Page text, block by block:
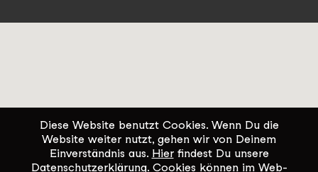
Diese Website benutzt Cookies. Wenn Du die
Website weiter nutzt, gehen wir von Deinem
Einverständnis aus. Hierfindest Du unsere
Datenschutzerklärung. Cookies können im Web-